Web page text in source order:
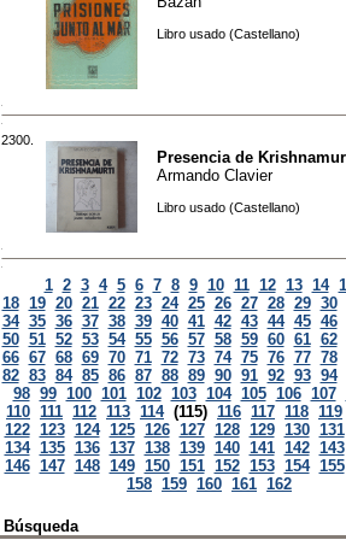
Libro usado (Castellano)
2300.
Presencia de
Armando Clavier
Libro usado (Castellano)
1 2 3 4 5 6 7 8 9 10 11 12 13 14
18 19 20 21 22 23 24 25 26 27 28 29 30
34 35 36 37 38 39 40 41 42 43 44 45 46
50 51 52 53 54 55 56 57 58 59 60 61 62
66 67 68 69 70 71 72 73 74 75 76 77 78
82 83 84 85 86 87 88 89 90 91 92 93 94
98 99 100 101 102 103 104 105 106 107
110 111 112 113 114 (115) 116 117 118 119
122 123 124 125 126 127 128 129 130 131
134 135 136 137 138 139 140 141 142 143
146 147 148 149 150 151 152 153 154 155
158 159 160 161 162
Búsqueda